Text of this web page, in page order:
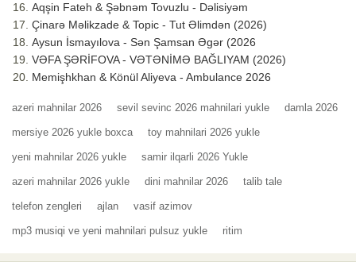
Aqşin Fateh & Şəbnəm Tovuzlu - Dəlisiyəm
Çinarə Məlikzade & Topic - Tut Əlimdən (2026)
Aysun İsmayılova - Sən Şamsan Əgər (2026
VƏFA ŞƏRİFOVA - VƏTƏNİMƏ BAĞLIYAM (2026)
Memişhkhan & Könül Aliyeva - Ambulance 2026
azeri mahnilar 2026 sevil sevinc 2026 mahnilari yukle damla 2026
mersiye 2026 yukle boxca toy mahnilari 2026 yukle
yeni mahnilar 2026 yukle samir ilqarli 2026 Yukle
azeri mahnilar 2026 yukle dini mahnilar 2026 talib tale
telefon zengleri ajlan vasif azimov
mp3 musiqi ve yeni mahnilari pulsuz yukle ritim